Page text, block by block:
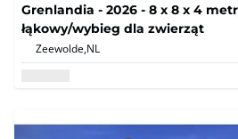
Grenlandia - 2026 - 8 x 8 x 4
łąkowy/wybieg dla zwierząt
Zeewolde,NL